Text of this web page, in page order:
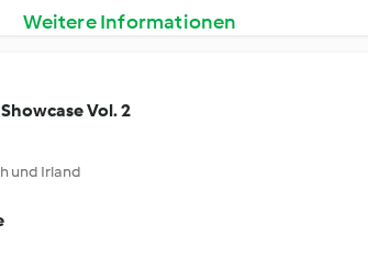
Weitere Informationen
Vol. 2
und Irland